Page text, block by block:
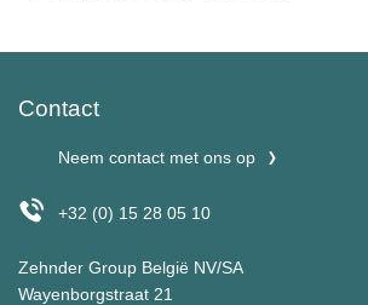
Contact
Neem contact met ons op
+32 (0) 15 28 05 10
Zehnder Group België NV/SA
Wayenborgstraat 21